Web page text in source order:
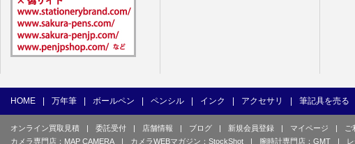
(13) その他、弊社が不
HOME 万年筆 ボールペン ペンシル インク アクセサリ 筆記具を売る
オンライン買取見積 | 委託受付 | 店舗情報 | ブログ | 新規会員登録 | マイページ | ご
カメラ専門店：MAP CAMERA
| カメラWEBマガジン：StockShot | 腕時計専門店：GMT |